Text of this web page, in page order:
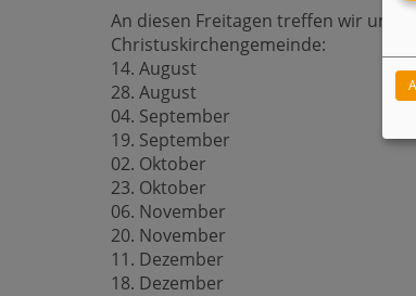
An diesen Freitagen treffen wir uns
Christuskirchengemeinde:
14. August
28. August
04. September
19. September
02. Oktober
23. Oktober
06. November
20. November
11. Dezember
18. Dezember